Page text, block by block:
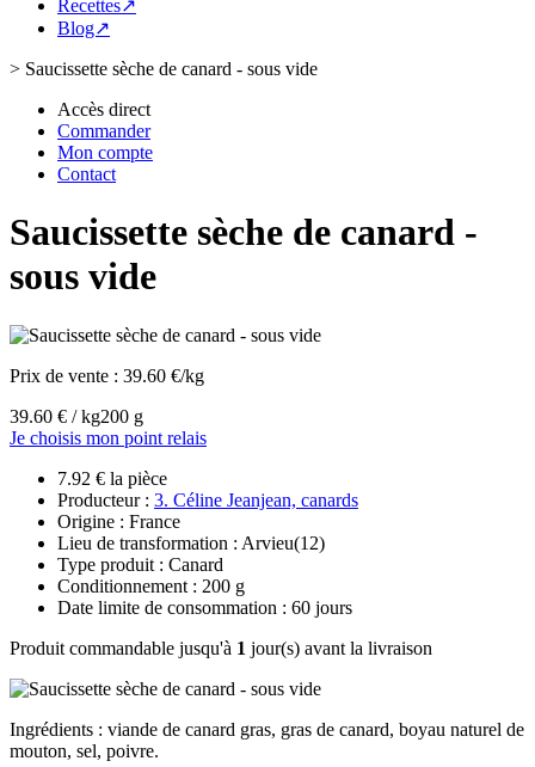
Recettes↗
Blog↗
> Saucissette sèche de canard - sous vide
Accès direct
Commander
Mon compte
Contact
Saucissette sèche de canard -
sous vide
Prix de vente : 39.60 €/kg
39.60 € / kg200 g
Je choisis mon point relais
7.92 € la pièce
Producteur : 3. Céline Jeanjean, canards
Origine : France
Lieu de transformation : Arvieu(12)
Type produit : Canard
Conditionnement : 200 g
Date limite de consommation : 60 jours
Produit commandable jusqu'à 1 jour(s) avant la livraison
Ingrédients : viande de canard gras, gras de canard, boyau naturel de
mouton, sel, poivre.